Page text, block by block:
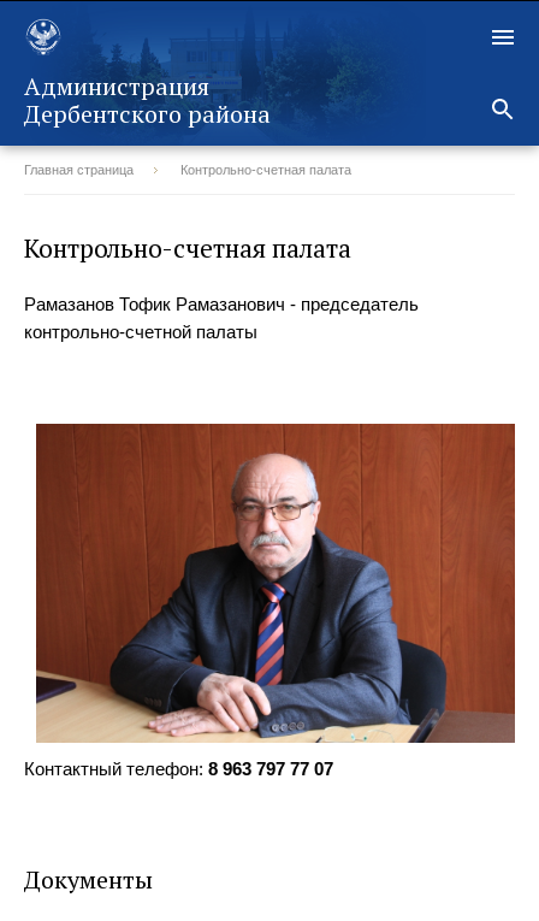
Администрация
Дербентского района
Главная страница Контрольно-счетная палата
Контрольно-счетная палата
Рамазанов Тофик Рамазанович - председатель
контрольно-счетной палаты
Контактный телефон: 8 963 797 77 07
Документы